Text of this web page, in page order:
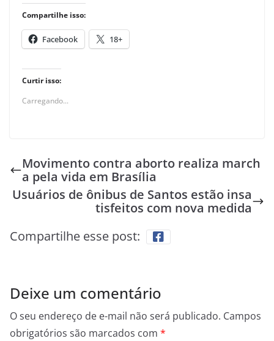
Compartilhe isso:
Facebook 18+
Curtir isso:
Carregando...
Movimento contra aborto realiza march
a pela vida em Brasília
Usuários de ônibus de Santos estão insa
tisfeitos com nova medida
Compartilhe esse post:
Deixe um comentário
O seu endereço de e-mail não será publicado. Campos
obrigatórios são marcados com *